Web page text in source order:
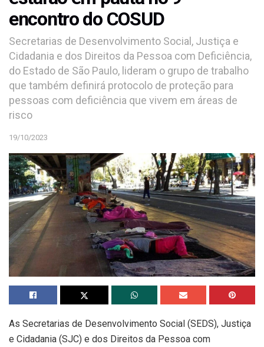
encontro do COSUD
Secretarias de Desenvolvimento Social, Justiça e
Cidadania e dos Direitos da Pessoa com Deficiência,
do Estado de São Paulo, lideram o grupo de trabalho
que também definirá protocolo de proteção para
pessoas com deficiência que vivem em áreas de
risco
19/10/2023
As Secretarias de Desenvolvimento Social (SEDS), Justiça
e Cidadania (SJC) e dos Direitos da Pessoa com